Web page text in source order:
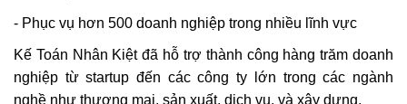
- Phục vụ hơn 500 doanh nghiệp trong nhiều lĩnh vực
Kế Toán Nhân Kiệt đã hỗ trợ thành công hàng trăm doanh
nghiệp từ startup đến các công ty lớn trong các ngành
nghề như thương mại, sản xuất, dịch vụ, và xây dựng.